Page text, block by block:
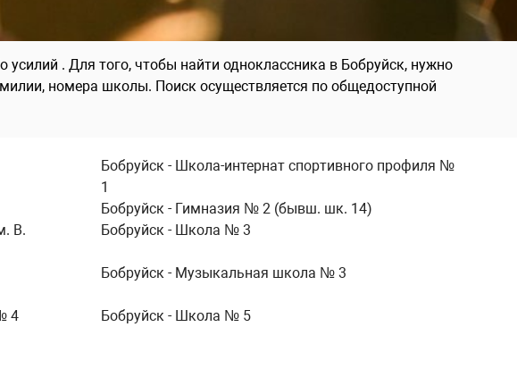
усилий . Для того, чтобы найти одноклассника в Бобруйск, нужно
номера школы. Поиск осуществляется по общедоступной
Бобруйск - Школа-интернат спортивного профиля №
1
Бобруйск - Гимназия № 2 (бывш. шк. 14)
В.
Бобруйск - Школа № 3
Бобруйск - Музыкальная школа № 3
4 Бобруйск - Школа № 5